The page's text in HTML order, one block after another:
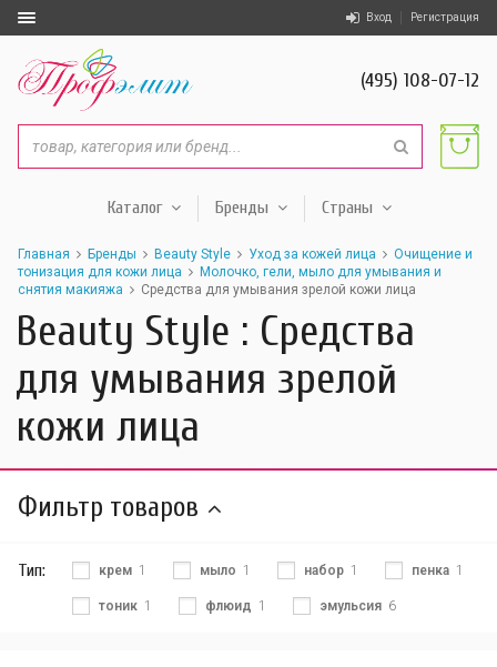
Вход Регистрация
(495) 108-07-12
Каталог Бренды Страны
Главная Бренды Beauty Style Уход за кожей лица
Очищение и
тонизация для кожи лица
Молочко, гели, мыло для умывания и
снятия макияжа
Средства для умывания зрелой кожи лица
Beauty Style : Средства
для умывания зрелой
кожи лица
Фильтр товаров
Тип: крем 1 мыло 1 набор 1 пенка 1
тоник 1 флюид 1 эмульсия 6